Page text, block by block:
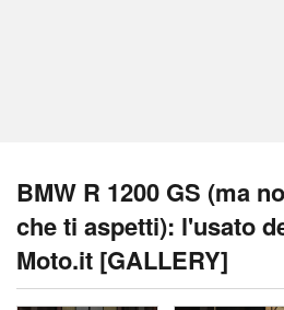
BMW R 1200 GS (ma
che ti aspetti): l'usato
Moto.it [GALLERY]